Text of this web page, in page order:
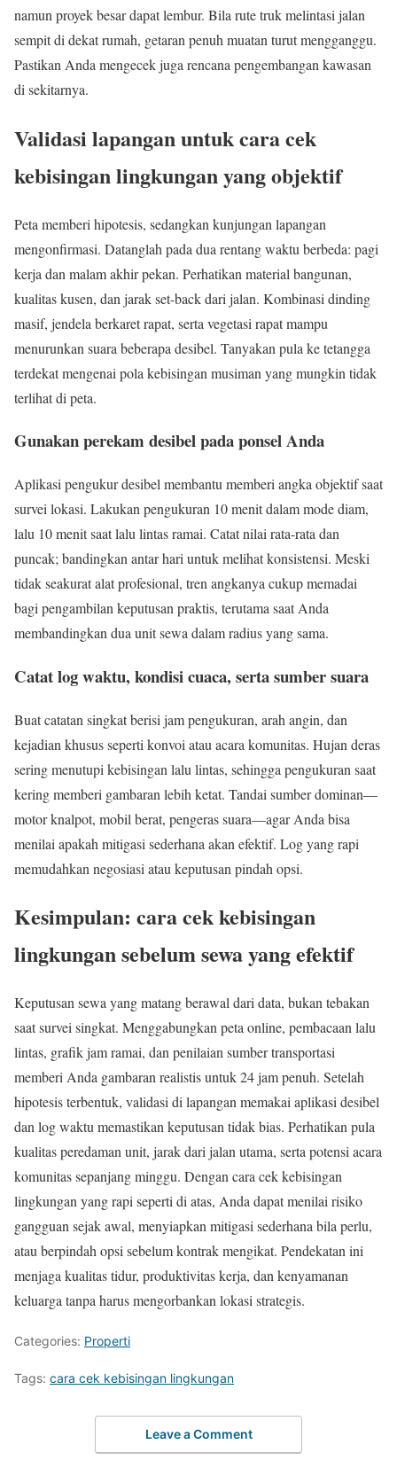
namun proyek besar dapat lembur. Bila rute truk melintasi jalan
sempit di dekat rumah, getaran penuh muatan turut mengganggu.
Pastikan Anda mengecek juga rencana pengembangan kawasan
di sekitarnya.
Validasi lapangan untuk cara cek
kebisingan lingkungan yang objektif
Peta memberi hipotesis, sedangkan kunjungan lapangan
mengonfirmasi. Datanglah pada dua rentang waktu berbeda: pagi
kerja dan malam akhir pekan. Perhatikan material bangunan,
kualitas kusen, dan jarak set-back dari jalan. Kombinasi dinding
masif, jendela berkaret rapat, serta vegetasi rapat mampu
menurunkan suara beberapa desibel. Tanyakan pula ke tetangga
terdekat mengenai pola kebisingan musiman yang mungkin tidak
terlihat di peta.
Gunakan perekam desibel pada ponsel Anda
Aplikasi pengukur desibel membantu memberi angka objektif saat
survei lokasi. Lakukan pengukuran 10 menit dalam mode diam,
lalu 10 menit saat lalu lintas ramai. Catat nilai rata-rata dan
puncak; bandingkan antar hari untuk melihat konsistensi. Meski
tidak seakurat alat profesional, tren angkanya cukup memadai
bagi pengambilan keputusan praktis, terutama saat Anda
membandingkan dua unit sewa dalam radius yang sama.
Catat log waktu, kondisi cuaca, serta sumber suara
Buat catatan singkat berisi jam pengukuran, arah angin, dan
kejadian khusus seperti konvoi atau acara komunitas. Hujan deras
sering menutupi kebisingan lalu lintas, sehingga pengukuran saat
kering memberi gambaran lebih ketat. Tandai sumber dominan—
motor knalpot, mobil berat, pengeras suara—agar Anda bisa
menilai apakah mitigasi sederhana akan efektif. Log yang rapi
memudahkan negosiasi atau keputusan pindah opsi.
Kesimpulan: cara cek kebisingan
lingkungan sebelum sewa yang efektif
Keputusan sewa yang matang berawal dari data, bukan tebakan
saat survei singkat. Menggabungkan peta online, pembacaan lalu
lintas, grafik jam ramai, dan penilaian sumber transportasi
memberi Anda gambaran realistis untuk 24 jam penuh. Setelah
hipotesis terbentuk, validasi di lapangan memakai aplikasi desibel
dan log waktu memastikan keputusan tidak bias. Perhatikan pula
kualitas peredaman unit, jarak dari jalan utama, serta potensi acara
komunitas sepanjang minggu. Dengan cara cek kebisingan
lingkungan yang rapi seperti di atas, Anda dapat menilai risiko
gangguan sejak awal, menyiapkan mitigasi sederhana bila perlu,
atau berpindah opsi sebelum kontrak mengikat. Pendekatan ini
menjaga kualitas tidur, produktivitas kerja, dan kenyamanan
keluarga tanpa harus mengorbankan lokasi strategis.
Categories: Properti
Tags: cara cek kebisingan lingkungan
Leave a Comment